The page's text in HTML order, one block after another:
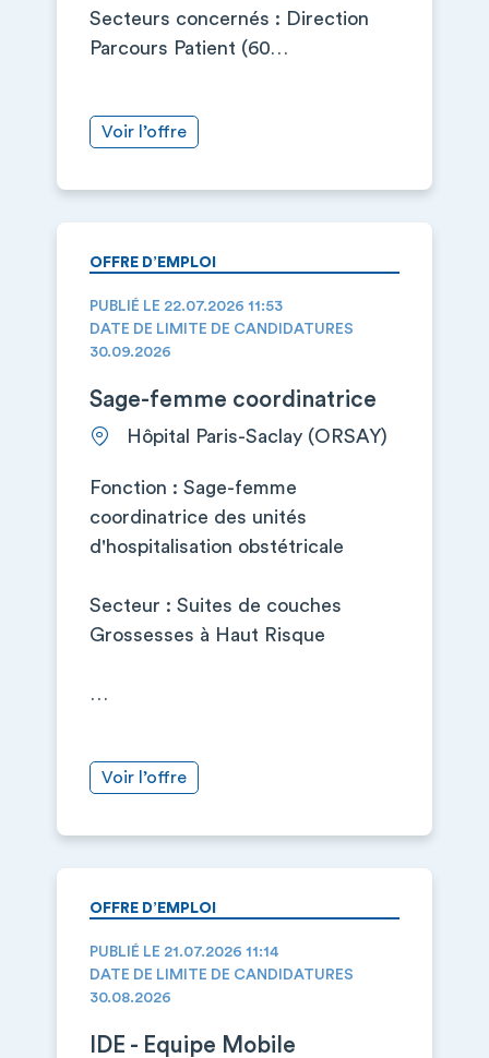
Secteurs concernés : Direction
Parcours Patient (60…
Voir l’offre
OFFRE D’EMPLOI
PUBLIÉ LE 22.07.2026 11:53
DATE DE LIMITE DE CANDIDATURES
30.09.2026
Sage-femme coordinatrice
Hôpital Paris-Saclay (ORSAY)
Fonction : Sage-femme
coordinatrice des unités
d'hospitalisation obstétricale
Secteur : Suites de couches
Grossesses à Haut Risque
…
Voir l’offre
OFFRE D’EMPLOI
PUBLIÉ LE 21.07.2026 11:14
DATE DE LIMITE DE CANDIDATURES
30.08.2026
IDE - Equipe Mobile